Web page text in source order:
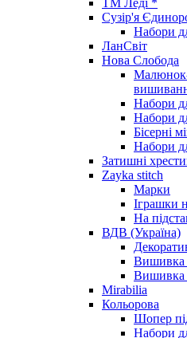
Сузір'я
Набори
ЛанСвіт
Нова Слобода
Малюнок-
Набори
Набори
Бісерні
Набори
Затишні
Zayka stitch
Марки
Іграшки
На
ВДВ (Україна)
Вишивка
Вишивка
Mirabilia
Кольорова
Шопер
Набори